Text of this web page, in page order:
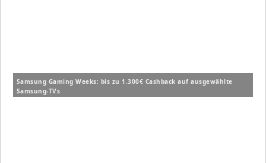
Samsung Gaming Weeks: bis zu 1.300€ Cashback auf ausgewählte
Samsung-TVs